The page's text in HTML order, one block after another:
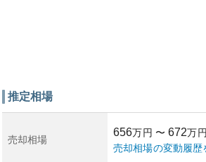
推定相場
売却相場
656万円 〜 672万
売却相場の変動履歴